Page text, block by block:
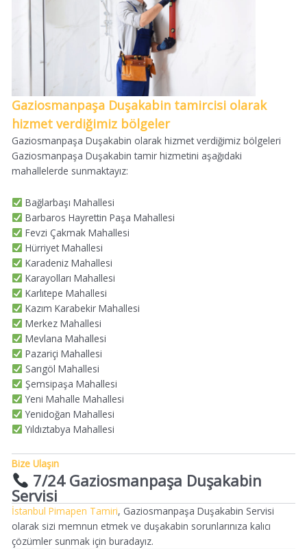
Gaziosmanpaşa Duşakabin tamircisi olarak
hizmet verdiğimiz bölgeler
Gaziosmanpaşa Duşakabin olarak hizmet verdiğimiz bölgeleri
Gaziosmanpaşa Duşakabin tamir hizmetini aşağıdaki
mahallelerde sunmaktayız:
Bağlarbaşı Mahallesi
Barbaros Hayrettin Paşa Mahallesi
Fevzi Çakmak Mahallesi
Hürriyet Mahallesi
Karadeniz Mahallesi
Karayolları Mahallesi
Karlıtepe Mahallesi
Kazım Karabekir Mahallesi
Merkez Mahallesi
Mevlana Mahallesi
Pazariçi Mahallesi
Sarıgöl Mahallesi
Şemsipaşa Mahallesi
Yeni Mahalle Mahallesi
Yenidoğan Mahallesi
Yıldıztabya Mahallesi
Bize Ulaşın
7/24 Gaziosmanpaşa Duşakabin
Servisi
İstanbul Pimapen Tamiri, Gaziosmanpaşa Duşakabin Servisi
olarak sizi memnun etmek ve duşakabin sorunlarınıza kalıcı
çözümler sunmak için buradayız.